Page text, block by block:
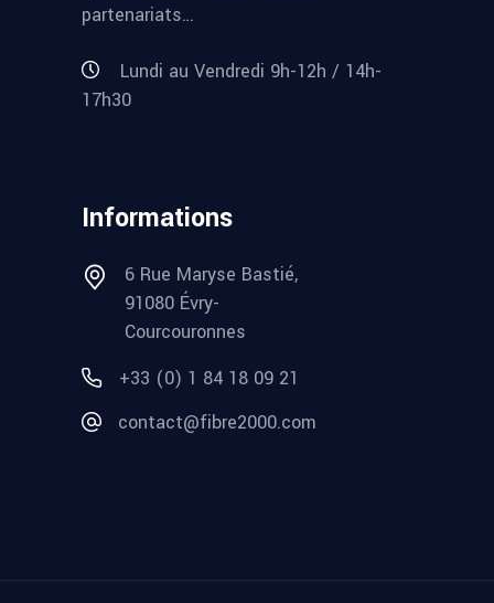
partenariats…
Lundi au Vendredi 9h-12h / 14h-
17h30
Informations
6 Rue Maryse Bastié,
91080 Évry-
Courcouronnes
+33 (0) 1 84 18 09 21
contact@fibre2000.com